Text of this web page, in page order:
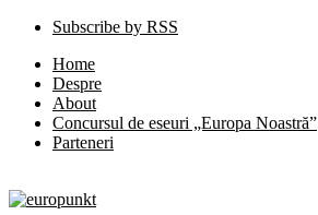
Subscribe by RSS
Home
Despre
About
Concursul de eseuri „Europa Noastră”
Parteneri